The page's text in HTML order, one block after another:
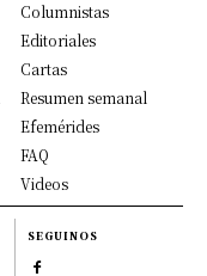
Columnistas
Editoriales
Cartas
Resumen semanal
Efemérides
FAQ
Videos
SEGUINOS